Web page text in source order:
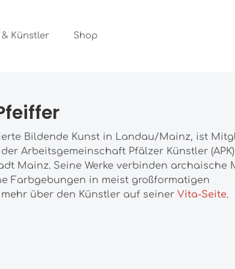
& Künstler Shop
Bildende Kunst in Landau/Mainz, ist
Arbeitsgemeinschaft Pfälzer Künstler
Mainz. Seine Werke verbinden archaische
Farbgebungen in meist großformatigen
über den Künstler auf seiner Vita-Seite.